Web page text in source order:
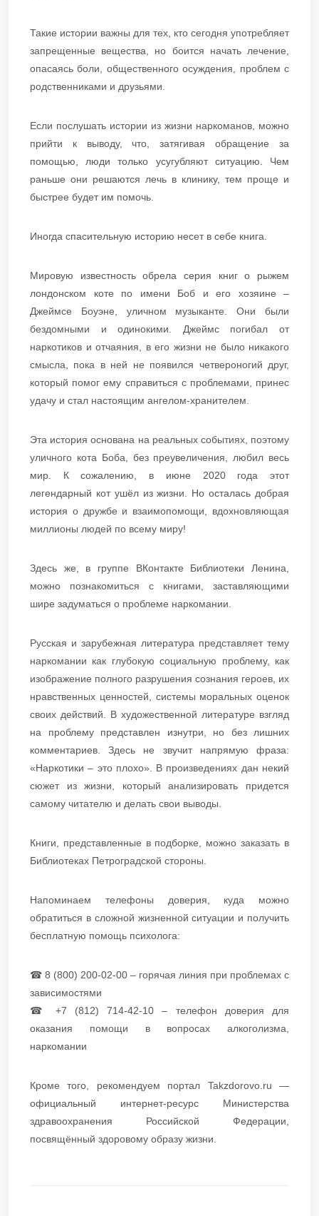
Такие истории важны для тех, кто сегодня употребляет
запрещенные вещества, но боится начать лечение,
опасаясь боли, общественного осуждения, проблем с
родственниками и друзьями.
Если послушать истории из жизни наркоманов, можно
прийти к выводу, что, затягивая обращение за
помощью, люди только усугубляют ситуацию. Чем
раньше они решаются лечь в клинику, тем проще и
быстрее будет им помочь.
Иногда спасительную историю несет в себе книга.
Мировую известность обрела серия книг о рыжем
лондонском коте по имени Боб и его хозяине –
Джеймсе Боуэне, уличном музыканте. Они были
бездомными и одинокими. Джеймс погибал от
наркотиков и отчаяния, в его жизни не было никакого
смысла, пока в ней не появился четвероногий друг,
который помог ему справиться с проблемами, принес
удачу и стал настоящим ангелом-хранителем.
Эта история основана на реальных событиях, поэтому
уличного кота Боба, без преувеличения, любил весь
мир. К сожалению, в июне 2020 года этот
легендарный кот ушёл из жизни. Но осталась добрая
история о дружбе и взаимопомощи, вдохновляющая
миллионы людей по всему миру!
Здесь же, в группе ВКонтакте Библиотеки Ленина,
можно познакомиться с книгами, заставляющими
шире задуматься о проблеме наркомании.
Русская и зарубежная литература представляет тему
наркомании как глубокую социальную проблему, как
изображение полного разрушения сознания героев, их
нравственных ценностей, системы моральных оценок
своих действий. В художественной литературе взгляд
на проблему представлен изнутри, но без лишних
комментариев. Здесь не звучит напрямую фраза:
«Наркотики – это плохо». В произведениях дан некий
сюжет из жизни, который анализировать придется
самому читателю и делать свои выводы.
Книги, представленные в подборке, можно заказать в
Библиотеках Петроградской стороны.
Напоминаем телефоны доверия, куда можно
обратиться в сложной жизненной ситуации и получить
бесплатную помощь психолога:
☎ 8 (800) 200-02-00 – горячая линия при проблемах с
зависимостями
☎ +7 (812) 714-42-10 – телефон доверия для
оказания помощи в вопросах алкоголизма,
наркомании
Кроме того, рекомендуем портал Takzdorovo.ru —
официальный интернет-ресурс Министерства
здравоохранения Российской Федерации,
посвящённый здоровому образу жизни.